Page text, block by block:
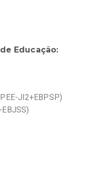
Educação:
JI2+EBPSP)